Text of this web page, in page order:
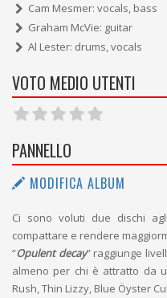
Cam Mesmer: vocals, bass
Graham McVie: guitar
Al Lester: drums, vocals
VOTO MEDIO UTENTI
PANNELLO
MODIFICA ALBUM
Ci sono voluti due dischi agli
compattare e rendere
“Opulent decay” raggiunge
almeno per chi è attratto da
Rush, Thin Lizzy, Blue Öyster